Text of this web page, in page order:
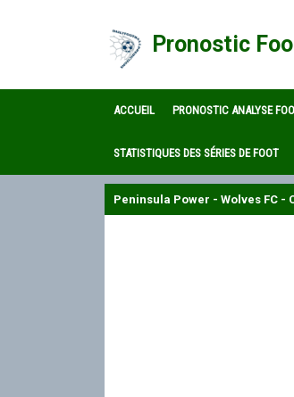
Pronostic
ACCUEIL PRONOSTIC ANALYSE
STATISTIQUES DES SÉRIES DE FOOT
Peninsula Power - Wolves FC